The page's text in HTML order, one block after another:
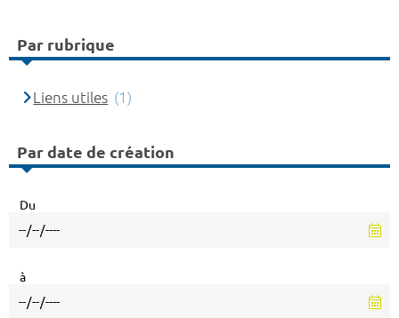
Par rubrique
Liens utiles (1)
Par date de création
Du
à